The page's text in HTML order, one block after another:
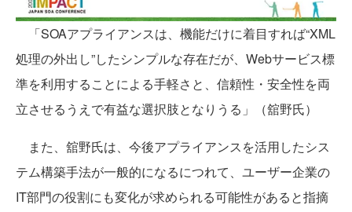
「SOAアプライアンスは、機能だけに着目すれば“XML
処理の外出し”したシンプルな存在だが、Webサービス標
準を利用することによる手軽さと、信頼性・安全性を両
立させるうえで有益な選択肢となりうる」（舘野氏）
また、舘野氏は、今後アプライアンスを活用したシス
テム構築手法が一般的になるにつれて、ユーザー企業の
IT部門の役割にも変化が求められる可能性があると指摘